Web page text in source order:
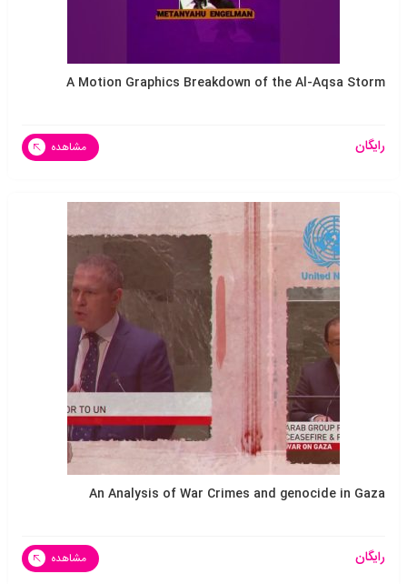
A Motion Graphics Breakdown of the Al-Aqsa Storm
رایگان مشاهده
An Analysis of War Crimes and genocide in Gaza
رایگان مشاهده